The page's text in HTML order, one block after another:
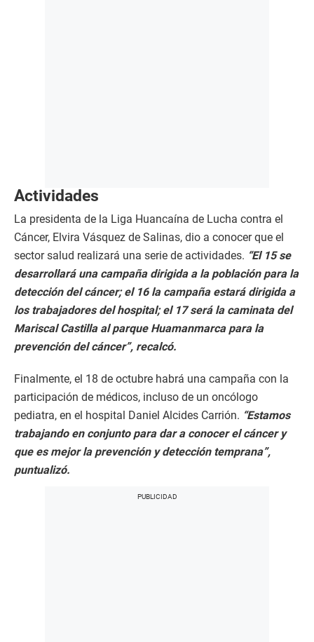
Actividades
La presidenta de la Liga Huancaína de Lucha contra el
Cáncer, Elvira Vásquez de Salinas, dio a conocer que el
sector salud realizará una serie de actividades. “El 15 se
desarrollará una campaña dirigida a la población para la
detección del cáncer; el 16 la campaña estará dirigida a
los trabajadores del hospital; el 17 será la caminata del
Mariscal Castilla al parque Huamanmarca para la
prevención del cáncer”, recalcó.
Finalmente, el 18 de octubre habrá una campaña con la
participación de médicos, incluso de un oncólogo
pediatra, en el hospital Daniel Alcides Carrión. “Estamos
trabajando en conjunto para dar a conocer el cáncer y
que es mejor la prevención y detección temprana”,
puntualizó.